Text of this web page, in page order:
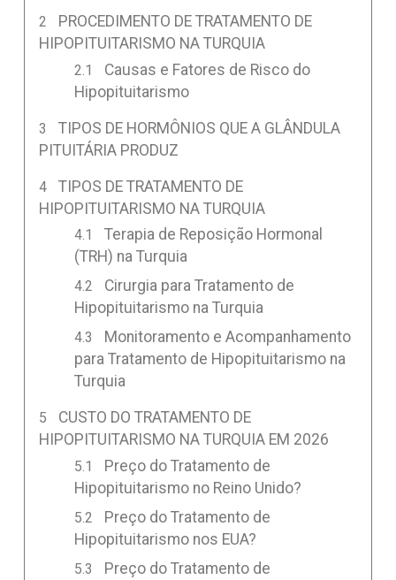
PROCEDIMENTO DE TRATAMENTO DE
HIPOPITUITARISMO NA TURQUIA
Causas e Fatores de Risco do
Hipopituitarismo
TIPOS DE HORMÔNIOS QUE A GLÂNDULA
PITUITÁRIA PRODUZ
TIPOS DE TRATAMENTO DE
HIPOPITUITARISMO NA TURQUIA
Terapia de Reposição Hormonal
(TRH) na Turquia
Cirurgia para Tratamento de
Hipopituitarismo na Turquia
Monitoramento e Acompanhamento
para Tratamento de Hipopituitarismo na
Turquia
CUSTO DO TRATAMENTO DE
HIPOPITUITARISMO NA TURQUIA EM 2026
Preço do Tratamento de
Hipopituitarismo no Reino Unido?
Preço do Tratamento de
Hipopituitarismo nos EUA?
Preço do Tratamento de